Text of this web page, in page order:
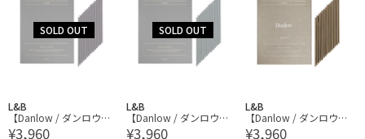
L&B
【Danlow / ダンロウ】
インセンススティックス
¥3,960
L&B
【Danlow / ダンロウ】
インセンススティックス
¥3,960
L&B
【Danlow / ダンロウ】
インセンススティックス
¥3,960